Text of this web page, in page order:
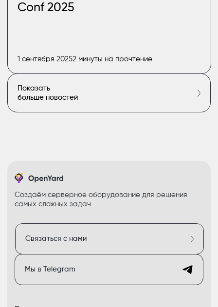
Conf 2025
1 сентября 20252 минуты на прочтение
Показать
больше новостей
Создаём серверное оборудование для решения
самых сложных задач
Связаться с нами
Мы в Telegram